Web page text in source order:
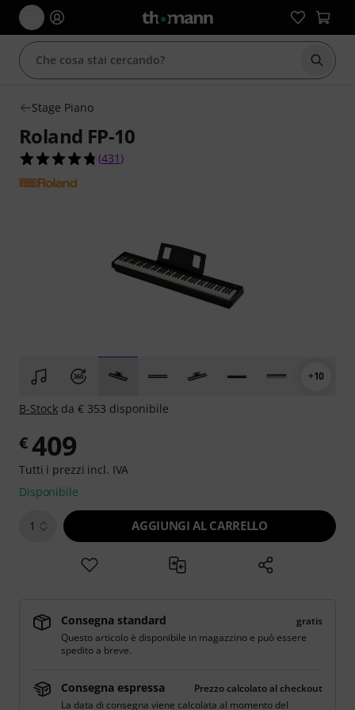
Stage Piano
Roland FP-10
4.8 su 5 stelle su 431 valutazioni dei clienti
(431 )
+10
B-Stock da € 353 disponibile
€409
Tutti i prezzi incl. IVA
Disponibile
1 AGGIUNGI AL CARRELLO
Consegna standard
gratis
Questo articolo è disponibile in magazzino e può essere
spedito a breve.
Consegna espressa
Prezzo calcolato al checkout
La data di consegna viene calcolata al momento del